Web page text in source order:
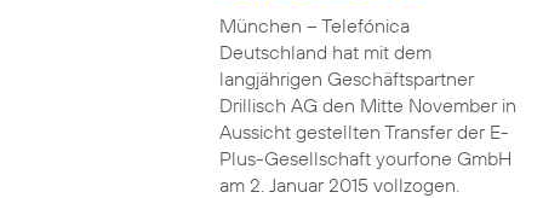
München – Telefónica
Deutschland hat mit dem
langjährigen Geschäftspartner
Drillisch AG den Mitte November in
Aussicht gestellten Transfer der E-
Plus-Gesellschaft yourfone GmbH
am 2. Januar 2015 vollzogen.